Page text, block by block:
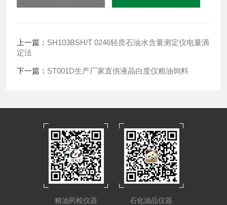
上一篇： SH103BSH/T 0246轻质石油水含量测定仪电量滴
定法
下一篇： ST001D生产厂家直供液晶白度仪粮油饲料
粮油药检仪器 石化油品仪器